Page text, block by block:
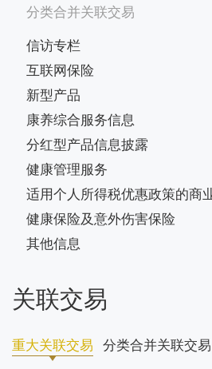
分类合并关联交易
信访专栏
互联网保险
新型产品
康养综合服务信息
分红型产品信息披露
健康管理服务
适用个人所得税优惠政策的商
健康保险及意外伤害保险
其他信息
关联交易
重大关联交易 分类合并关联交易